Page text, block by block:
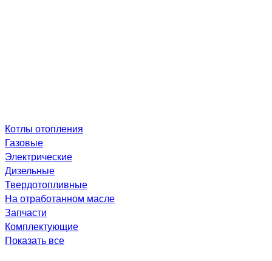
Котлы отопления
Газовые
Электрические
Дизельные
Твердотопливные
На отработанном масле
Запчасти
Комплектующие
Показать все